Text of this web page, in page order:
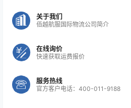
关于我们
佰越航服国际物流公司简介
在线询价
快速获取运费报价
服务热线
官方客户电话：400-011-9188